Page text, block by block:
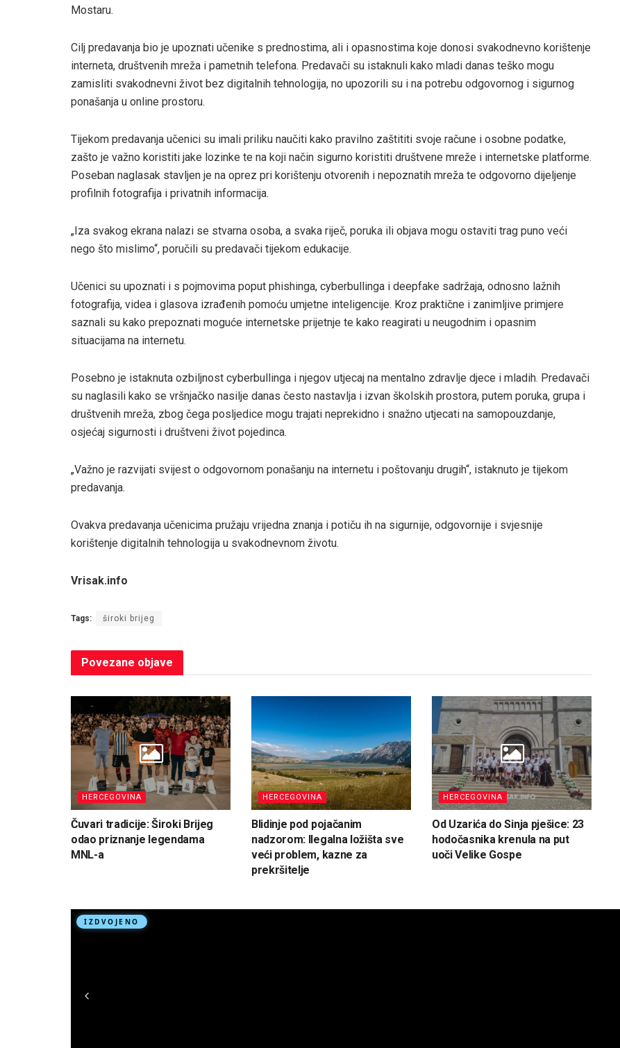
Mostaru.
Cilj predavanja bio je upoznati učenike s prednostima, ali i opasnostima koje donosi svakodnevno korištenje
interneta, društvenih mreža i pametnih telefona. Predavači su istaknuli kako mladi danas teško mogu
zamisliti svakodnevni život bez digitalnih tehnologija, no upozorili su i na potrebu odgovornog i sigurnog
ponašanja u online prostoru.
Tijekom predavanja učenici su imali priliku naučiti kako pravilno zaštititi svoje račune i osobne podatke,
zašto je važno koristiti jake lozinke te na koji način sigurno koristiti društvene mreže i internetske platforme.
Poseban naglasak stavljen je na oprez pri korištenju otvorenih i nepoznatih mreža te odgovorno dijeljenje
profilnih fotografija i privatnih informacija.
„Iza svakog ekrana nalazi se stvarna osoba, a svaka riječ, poruka ili objava mogu ostaviti trag puno veći
nego što mislimo“, poručili su predavači tijekom edukacije.
Učenici su upoznati i s pojmovima poput phishinga, cyberbullinga i deepfake sadržaja, odnosno lažnih
fotografija, videa i glasova izrađenih pomoću umjetne inteligencije. Kroz praktične i zanimljive primjere
saznali su kako prepoznati moguće internetske prijetnje te kako reagirati u neugodnim i opasnim
situacijama na internetu.
Posebno je istaknuta ozbiljnost cyberbullinga i njegov utjecaj na mentalno zdravlje djece i mladih. Predavači
su naglasili kako se vršnjačko nasilje danas često nastavlja i izvan školskih prostora, putem poruka, grupa i
društvenih mreža, zbog čega posljedice mogu trajati neprekidno i snažno utjecati na samopouzdanje,
osjećaj sigurnosti i društveni život pojedinca.
„Važno je razvijati svijest o odgovornom ponašanju na internetu i poštovanju drugih“, istaknuto je tijekom
predavanja.
Ovakva predavanja učenicima pružaju vrijedna znanja i potiču ih na sigurnije, odgovornije i svjesnije
korištenje digitalnih tehnologija u svakodnevnom životu.
Vrisak.info
Tags: široki brijeg
Povezane objave
HERCEGOVINA
Čuvari tradicije: Široki Brijeg
odao priznanje legendama
MNL-a
HERCEGOVINA
Blidinje pod pojačanim
nadzorom: Ilegalna ložišta sve
veći problem, kazne za
prekršitelje
HERCEGOVINA
Od Uzarića do Sinja pješice: 23
hodočasnika krenula na put
uoči Velike Gospe